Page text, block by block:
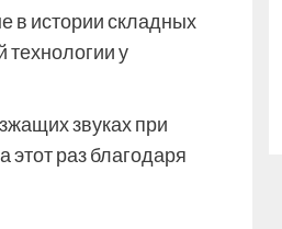
в истории складных
технологии у
звуках при
раз благодаря